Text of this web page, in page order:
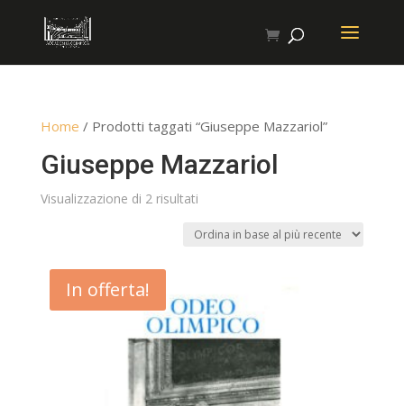
Home / Prodotti taggati “Giuseppe Mazzariol”
Giuseppe Mazzariol
Visualizzazione di 2 risultatiOrdina
base
recente
In offerta!